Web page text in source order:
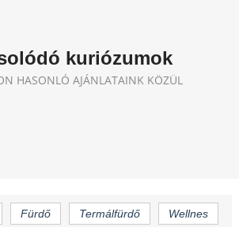
kuriózumok
HASONLÓ AJÁNLATAINK KÖZÜL
Fürdő Termálfürdő Wellnes